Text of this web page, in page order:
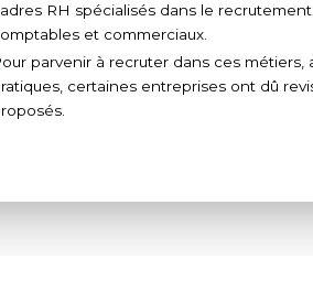
RH spécialisés dans le
et commerciaux.
parvenir à recruter dans ces métiers,
certaines entreprises ont dû